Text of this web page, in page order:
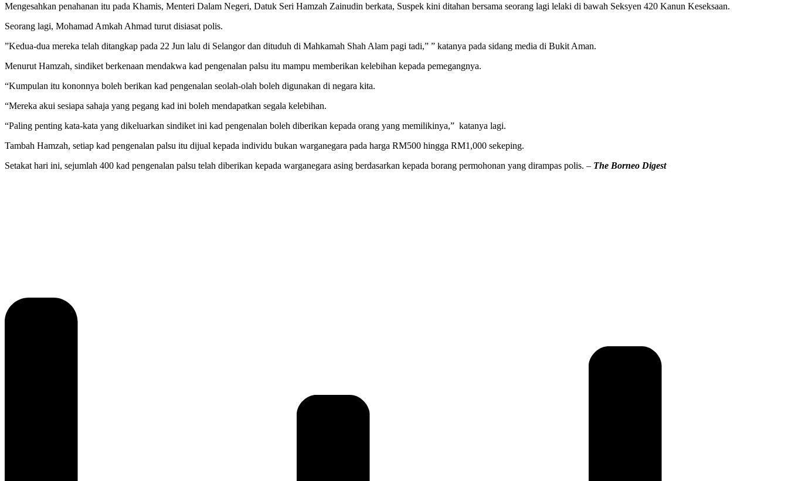
Mengesahkan penahanan itu pada Khamis, Menteri Dalam Negeri, Datuk Seri Hamzah Zainudin berkata, Suspek kini ditahan bersama seorang lagi lelaki di bawah Seksyen 420 Kanun Keseksaan.
Seorang lagi, Mohamad Amkah Ahmad turut disiasat polis.
”Kedua-dua mereka telah ditangkap pada 22 Jun lalu di Selangor dan dituduh di Mahkamah Shah Alam pagi tadi,” ” katanya pada sidang media di Bukit Aman.
Menurut Hamzah, sindiket berkenaan mendakwa kad pengenalan palsu itu mampu memberikan kelebihan kepada pemegangnya.
“Kumpulan itu kononnya boleh berikan kad pengenalan seolah-olah boleh digunakan di negara kita.
“Mereka akui sesiapa sahaja yang pegang kad ini boleh mendapatkan segala kelebihan.
“Paling penting kata-kata yang dikeluarkan sindiket ini kad pengenalan boleh diberikan kepada orang yang memilikinya,” katanya lagi.
Tambah Hamzah, setiap kad pengenalan palsu itu dijual kepada individu bukan warganegara pada harga RM500 hingga RM1,000 sekeping.
Setakat hari ini, sejumlah 400 kad pengenalan palsu telah diberikan kepada warganegara asing berdasarkan kepada borang permohonan yang dirampas polis. – The Borneo Digest